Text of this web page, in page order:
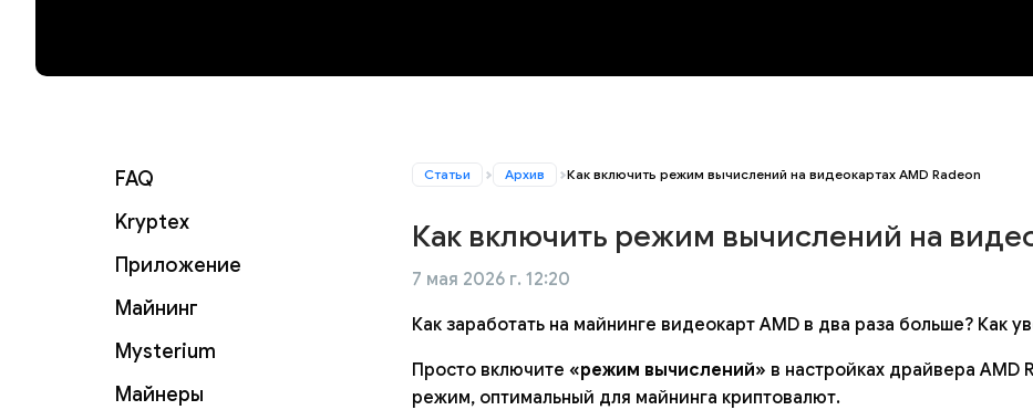
FAQ
Kryptex
Приложение
Майнинг
Mysterium
Майнеры
Статьи Архив Как включить режим вычислений на видеокартах AMD Radeon
Как включить режим вычислений на
7 мая 2026 г. 12:20
Как заработать на майнинге видеокарт AMD в два раза больше? Как
Просто включите «режим вычислений» в настройках драйвера AMD
режим, оптимальный для майнинга криптовалют.